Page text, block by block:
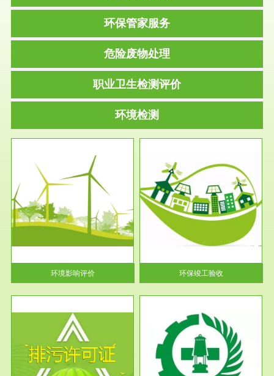
环保管家服务
危险废物处理
职业卫生检测评价
环境检测
环境影响评价
服务范围
环保竣工验收
根据《建设项目环境保护管理条
例》第十七条 编制环境影响报
告书、...
环保竣工验收
服务范围
应急预案